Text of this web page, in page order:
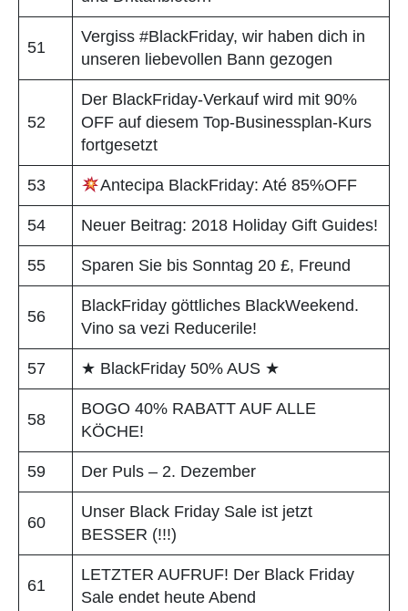
51
Vergiss #BlackFriday, wir haben dich in
unseren liebevollen Bann gezogen
52
Der BlackFriday-Verkauf wird mit 90%
OFF auf diesem Top-Businessplan-Kurs
fortgesetzt
53 Antecipa BlackFriday: Até 85%OFF
54 Neuer Beitrag: 2018 Holiday Gift Guides!
55 Sparen Sie bis Sonntag 20 £, Freund
56
BlackFriday göttliches BlackWeekend.
Vino sa vezi Reducerile!
57 ★ BlackFriday 50% AUS ★
58
BOGO 40% RABATT AUF ALLE
KÖCHE!
59 Der Puls – 2. Dezember
60
Unser Black Friday Sale ist jetzt
BESSER (!!!)
61
LETZTER AUFRUF! Der Black Friday
Sale endet heute Abend